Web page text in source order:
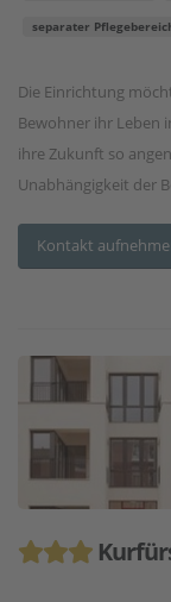
separater
Die Einrichtung
Bewohner ihr Leben
ihre Zukunft so
Unabhängigkeit der
Kontakt